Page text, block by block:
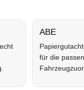
ABE
für die